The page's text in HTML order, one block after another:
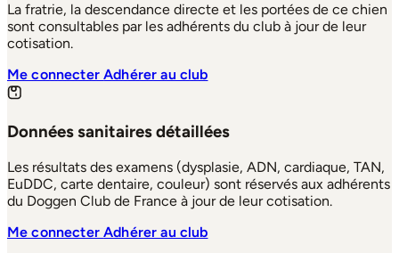
La fratrie, la descendance directe et les portées de ce chien
sont consultables par les adhérents du club à jour de leur
cotisation.
Me connecterAdhérer au club
Données sanitaires détaillées
Les résultats des examens (dysplasie, ADN, cardiaque, TAN,
EuDDC, carte dentaire, couleur) sont réservés aux adhérents
du Doggen Club de France à jour de leur cotisation.
Me connecterAdhérer au club